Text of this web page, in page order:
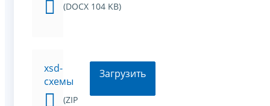
(DOCX 104 KB)
xsd-
схемы
(ZIP
Загрузить